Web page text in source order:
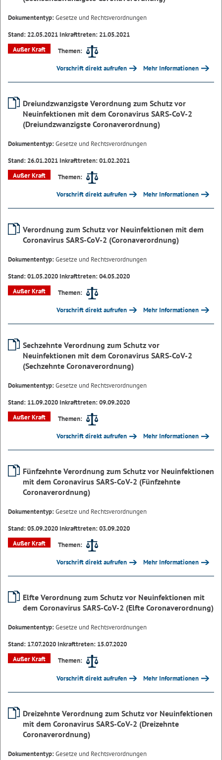
Dokumententyp:Gesetze und Rechtsverordnungen
Stand: 22.05.2021 Inkrafttreten: 21.05.2021
Außer Kraft
Themen:
Vorschrift direkt aufrufen Mehr Informationen
Dreiundzwanzigste Verordnung zum Schutz vor
Neuinfektionen mit dem Coronavirus SARS-CoV-2
(Dreiundzwanzigste Coronaverordnung)
Dokumententyp:Gesetze und Rechtsverordnungen
Stand: 26.01.2021 Inkrafttreten: 01.02.2021
Außer Kraft
Themen:
Vorschrift direkt aufrufen Mehr Informationen
Verordnung zum Schutz vor Neuinfektionen mit dem
Coronavirus SARS-CoV-2 (Coronaverordnung)
Dokumententyp:Gesetze und Rechtsverordnungen
Stand: 01.05.2020 Inkrafttreten: 04.05.2020
Außer Kraft
Themen:
Vorschrift direkt aufrufen Mehr Informationen
Sechzehnte Verordnung zum Schutz vor
Neuinfektionen mit dem Coronavirus SARS-CoV-2
(Sechzehnte Coronaverordnung)
Dokumententyp:Gesetze und Rechtsverordnungen
Stand: 11.09.2020 Inkrafttreten: 09.09.2020
Außer Kraft
Themen:
Vorschrift direkt aufrufen Mehr Informationen
Fünfzehnte Verordnung zum Schutz vor Neuinfektionen
mit dem Coronavirus SARS-CoV-2 (Fünfzehnte
Coronaverordnung)
Dokumententyp:Gesetze und Rechtsverordnungen
Stand: 05.09.2020 Inkrafttreten: 03.09.2020
Außer Kraft
Themen:
Vorschrift direkt aufrufen Mehr Informationen
Elfte Verordnung zum Schutz vor Neuinfektionen mit
dem Coronavirus SARS-CoV-2 (Elfte Coronaverordnung)
Dokumententyp:Gesetze und Rechtsverordnungen
Stand: 17.07.2020 Inkrafttreten: 15.07.2020
Außer Kraft
Themen:
Vorschrift direkt aufrufen Mehr Informationen
Dreizehnte Verordnung zum Schutz vor Neuinfektionen
mit dem Coronavirus SARS-CoV-2 (Dreizehnte
Coronaverordnung)
Dokumententyp:Gesetze und Rechtsverordnungen